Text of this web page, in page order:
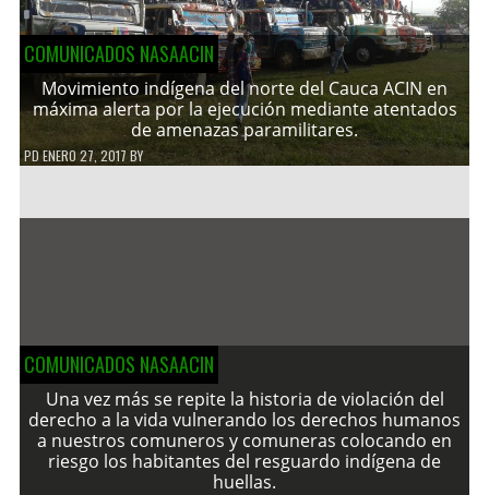
COMUNICADOS NASAACIN
Movimiento indígena del norte del Cauca ACIN en
máxima alerta por la ejecución mediante atentados
de amenazas paramilitares.
PDENERO 27, 2017 BY
COMUNICADOS NASAACIN
Una vez más se repite la historia de violación del
derecho a la vida vulnerando los derechos humanos
a nuestros comuneros y comuneras colocando en
riesgo los habitantes del resguardo indígena de
huellas.